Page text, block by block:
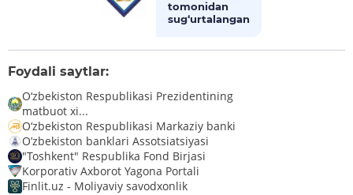
tomonidan
sug‘urtalangan
Foydali saytlar:
O‘zbekiston Respublikasi Prezidentining
matbuot xi...
O‘zbekiston Respublikasi Markaziy banki
O’zbekiston banklari Assotsiatsiyasi
"Toshkent" Respublika Fond Birjasi
Korporativ Axborot Yagona Portali
Finlit.uz - Moliyaviy savodxonlik